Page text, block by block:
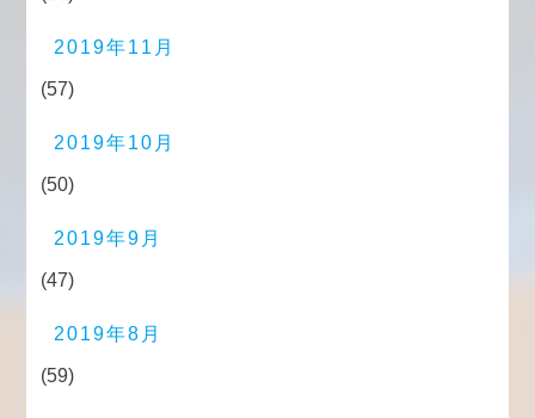
2019年11月
(57)
2019年10月
(50)
2019年9月
(47)
2019年8月
(59)